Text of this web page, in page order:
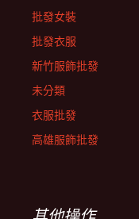
批發女裝
批發衣服
新竹服飾批發
未分類
衣服批發
高雄服飾批發